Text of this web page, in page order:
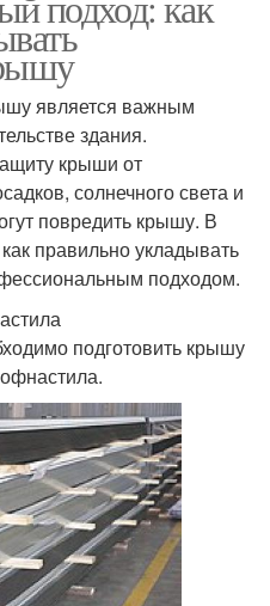
является важным
здания.
крыши от
солнечного света и
повредить крышу. В
правильно укладывать
подходом.
подготовить крышу